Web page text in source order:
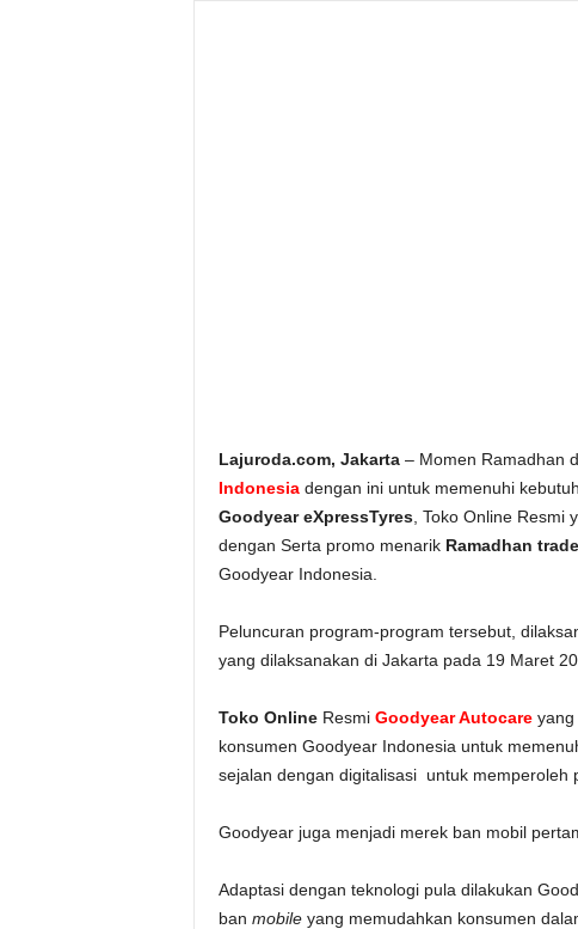
Lajuroda.com, Jakarta– Momen Ramadhan
Indonesia dengan ini untuk memenuhi
Goodyear eXpressTyres, Toko Online Resmi
dengan Serta promo menarik Ramadhan
Goodyear Indonesia.
Peluncuran program-program tersebut,
yang dilaksanakan di Jakarta pada 19 Maret
Toko OnlineResmi Goodyear Autocareyang
konsumen Goodyear Indonesia untuk
sejalan dengan digitalisasi untuk memperoleh
Goodyear juga menjadi merek ban mobil
Adaptasi dengan teknologi pula dilakukan
ban mobile yang memudahkan konsumen